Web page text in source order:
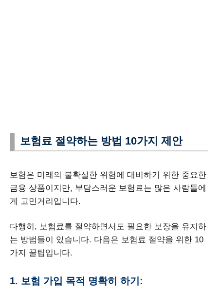
보험료 절약하는 방법 10가지 제안
보험은 미래의 불확실한 위험에 대비하기 위한 중요한
금융 상품이지만, 부담스러운 보험료는 많은 사람들에
게 고민거리입니다.
다행히, 보험료를 절약하면서도 필요한 보장을 유지하
는 방법들이 있습니다. 다음은 보험료 절약을 위한 10
가지 꿀팁입니다.
1. 보험 가입 목적 명확히 하기: